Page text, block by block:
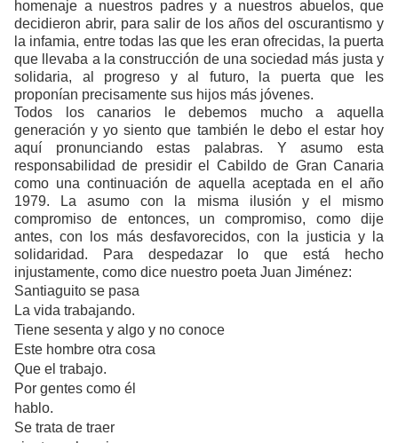
homenaje a nuestros padres y a nuestros abuelos, que
decidieron abrir, para salir de los años del oscurantismo y
la infamia, entre todas las que les eran ofrecidas, la puerta
que llevaba a la construcción de una sociedad más justa y
solidaria, al progreso y al futuro, la puerta que les
proponían precisamente sus hijos más jóvenes.
Todos los canarios le debemos mucho a aquella
generación y yo siento que también le debo el estar hoy
aquí pronunciando estas palabras. Y asumo esta
responsabilidad de presidir el Cabildo de Gran Canaria
como una continuación de aquella aceptada en el año
1979. La asumo con la misma ilusión y el mismo
compromiso de entonces, un compromiso, como dije
antes, con los más desfavorecidos, con la justicia y la
solidaridad. Para despedazar lo que está hecho
injustamente, como dice nuestro poeta Juan Jiménez:
Santiaguito se pasa
La vida trabajando.
Tiene sesenta y algo y no conoce
Este hombre otra cosa
Que el trabajo.
Por gentes como él
hablo.
Se trata de traer